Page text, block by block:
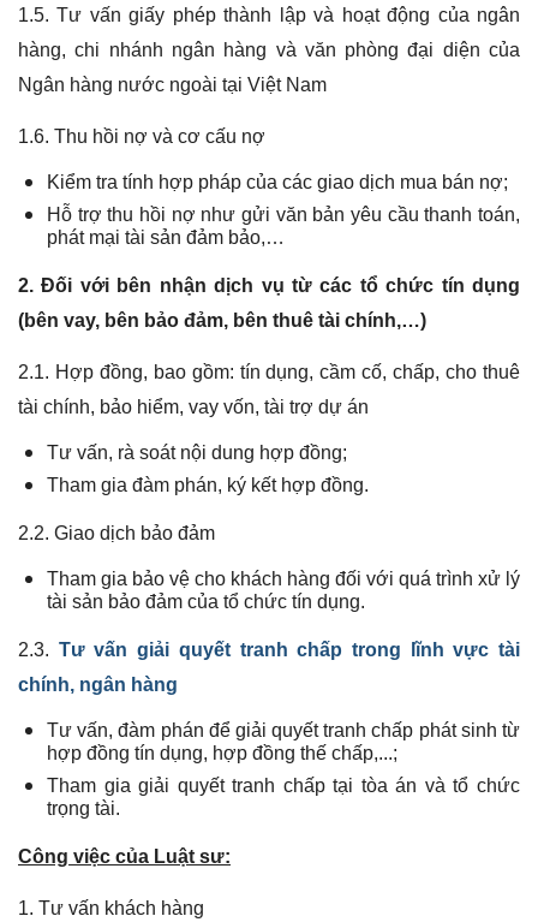
1.5. Tư vấn giấy phép thành lập và hoạt động của ngân
hàng, chi nhánh ngân hàng và văn phòng đại diện của
Ngân hàng nước ngoài tại Việt Nam
1.6. Thu hồi nợ và cơ cấu nợ
Kiểm tra tính hợp pháp của các giao dịch mua bán nợ;
Hỗ trợ thu hồi nợ như gửi văn bản yêu cầu thanh toán,
phát mại tài sản đảm bảo,…
2. Đối với bên nhận dịch vụ từ các tổ chức tín dụng
(bên vay, bên bảo đảm, bên thuê tài chính,…)
2.1. Hợp đồng, bao gồm: tín dụng, cầm cố, chấp, cho thuê
tài chính, bảo hiểm, vay vốn, tài trợ dự án
Tư vấn, rà soát nội dung hợp đồng;
Tham gia đàm phán, ký kết hợp đồng.
2.2. Giao dịch bảo đảm
Tham gia bảo vệ cho khách hàng đối với quá trình xử lý
tài sản bảo đảm của tổ chức tín dụng.
2.3. Tư vấn giải quyết tranh chấp trong lĩnh vực tài
chính, ngân hàng
Tư vấn,đàm phán đểgiải quyết tranh chấp phát sinh từ
hợp đồng tín dụng, hợp đồng thế chấp,...;
Tham gia giải quyết tranh chấp tại tòa án và tổ chức
trọng tài.
Công việc của Luật sư:
1. Tư vấn khách hàng